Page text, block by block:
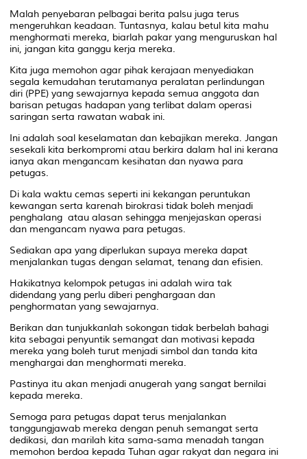
Malah penyebaran pelbagai berita palsu juga terus
mengeruhkan keadaan. Tuntasnya, kalau betul kita mahu
menghormati mereka, biarlah pakar yang menguruskan hal
ini, jangan kita ganggu kerja mereka.
Kita juga memohon agar pihak kerajaan menyediakan
segala kemudahan terutamanya peralatan perlindungan
diri (PPE) yang sewajarnya kepada semua anggota dan
barisan petugas hadapan yang terlibat dalam operasi
saringan serta rawatan wabak ini.
Ini adalah soal keselamatan dan kebajikan mereka. Jangan
sesekali kita berkompromi atau berkira dalam hal ini kerana
ianya akan mengancam kesihatan dan nyawa para
petugas.
Di kala waktu cemas seperti ini kekangan peruntukan
kewangan serta karenah birokrasi tidak boleh menjadi
penghalang atau alasan sehingga menjejaskan operasi
dan mengancam nyawa para petugas.
Sediakan apa yang diperlukan supaya mereka dapat
menjalankan tugas dengan selamat, tenang dan efisien.
Hakikatnya kelompok petugas ini adalah wira tak
didendang yang perlu diberi penghargaan dan
penghormatan yang sewajarnya.
Berikan dan tunjukkanlah sokongan tidak berbelah bahagi
kita sebagai penyuntik semangat dan motivasi kepada
mereka yang boleh turut menjadi simbol dan tanda kita
menghargai dan menghormati mereka.
Pastinya itu akan menjadi anugerah yang sangat bernilai
kepada mereka.
Semoga para petugas dapat terus menjalankan
tanggungjawab mereka dengan penuh semangat serta
dedikasi, dan marilah kita sama-sama menadah tangan
memohon berdoa kepada Tuhan agar rakyat dan negara ini